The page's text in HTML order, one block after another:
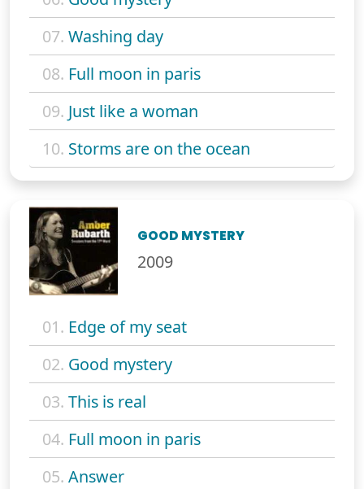
07. Washing day
08. Full moon in paris
09. Just like a woman
10. Storms are on the ocean
GOOD MYSTERY
2009
01. Edge of my seat
02. Good mystery
03. This is real
04. Full moon in paris
05. Answer